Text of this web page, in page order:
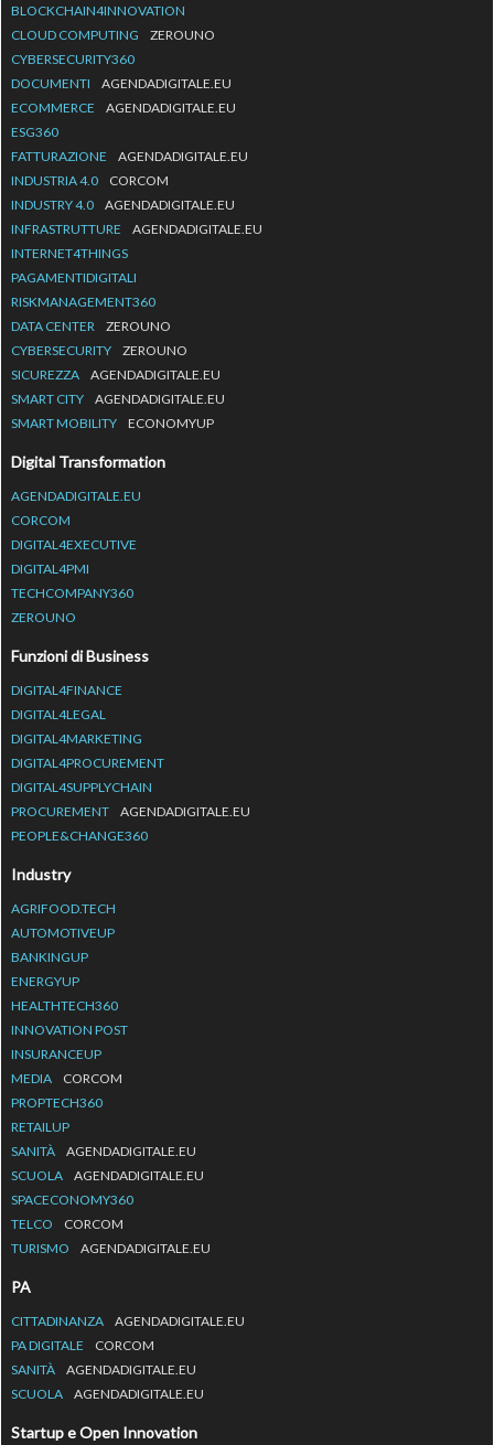
BLOCKCHAIN4INNOVATION
CLOUD COMPUTING
ZEROUNO
CYBERSECURITY360
DOCUMENTI
AGENDADIGITALE.EU
ECOMMERCE
AGENDADIGITALE.EU
ESG360
FATTURAZIONE
AGENDADIGITALE.EU
INDUSTRIA 4.0
CORCOM
INDUSTRY 4.0
AGENDADIGITALE.EU
INFRASTRUTTURE
AGENDADIGITALE.EU
INTERNET4THINGS
PAGAMENTIDIGITALI
RISKMANAGEMENT360
DATA CENTER
ZEROUNO
CYBERSECURITY
ZEROUNO
SICUREZZA
AGENDADIGITALE.EU
SMART CITY
AGENDADIGITALE.EU
SMART MOBILITY
ECONOMYUP
Digital Transformation
AGENDADIGITALE.EU
CORCOM
DIGITAL4EXECUTIVE
DIGITAL4PMI
TECHCOMPANY360
ZEROUNO
Funzioni di Business
DIGITAL4FINANCE
DIGITAL4LEGAL
DIGITAL4MARKETING
DIGITAL4PROCUREMENT
DIGITAL4SUPPLYCHAIN
PROCUREMENT
AGENDADIGITALE.EU
PEOPLE&CHANGE360
Industry
AGRIFOOD.TECH
AUTOMOTIVEUP
BANKINGUP
ENERGYUP
HEALTHTECH360
INNOVATION POST
INSURANCEUP
MEDIA
CORCOM
PROPTECH360
RETAILUP
SANITÀ
AGENDADIGITALE.EU
SCUOLA
AGENDADIGITALE.EU
SPACECONOMY360
TELCO
CORCOM
TURISMO
AGENDADIGITALE.EU
PA
CITTADINANZA
AGENDADIGITALE.EU
PA DIGITALE
CORCOM
SANITÀ
AGENDADIGITALE.EU
SCUOLA
AGENDADIGITALE.EU
Startup e Open Innovation